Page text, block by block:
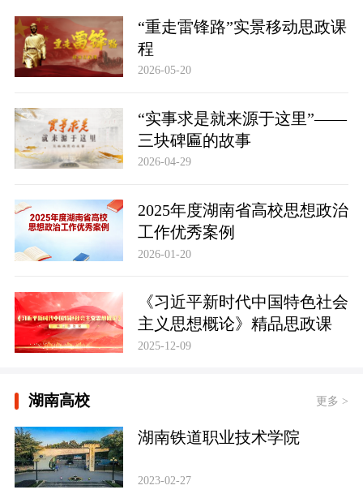
“重走雷锋路”实景移动思政课
程
2026-05-20
“实事求是就来源于这里”——
三块碑匾的故事
2026-04-29
2025年度湖南省高校思想政治
工作优秀案例
2026-01-20
《习近平新时代中国特色社会
主义思想概论》精品思政课
2025-12-09
湖南高校 更多 >
湖南铁道职业技术学院
2023-02-27